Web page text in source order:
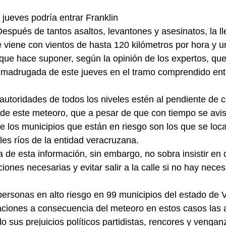
podría entrar Franklin
de tantos asaltos, levantones y asesinatos, la
viene con vientos de hasta 120 kilómetros por hora y
hace suponer, según la opinión de los expertos,
de este jueves en el tramo comprendido
de todos los niveles estén al pendiente de
este meteoro, que a pesar de que con tiempo se
los municipios que están en riesgo son los que se
ríos de la entidad veracruzana.
de esta información, sin embargo, no sobra insistir en
necesarias y evitar salir a la calle si no hay
en alto riesgo en 99 municipios del estado de
a consecuencia del meteoro en estos casos las
sus prejuicios políticos partidistas, rencores y